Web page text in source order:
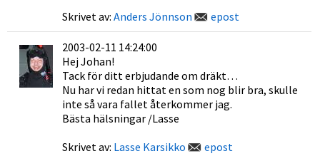
Skrivet av: Anders Jönnson epost
2003-02-11 14:24:00
Hej Johan!
Tack för ditt erbjudande om dräkt…
Nu har vi redan hittat en som nog blir bra, skulle
inte så vara fallet återkommer jag.
Bästa hälsningar /Lasse
Skrivet av: Lasse Karsikko epost